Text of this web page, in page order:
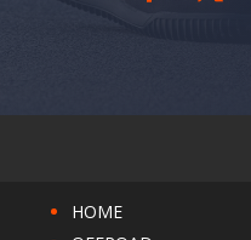
HOME